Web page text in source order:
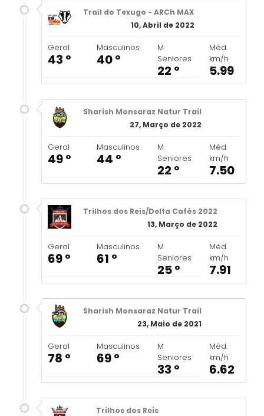
Trail do Texugo - ARCh MAX
10, Abril de 2022
Geral
43 º
Masculinos
40 º
M
Seniores
22 º
Méd.
km/h
5.99
Sharish Monsaraz Natur Trail
27, Março de 2022
Geral
49 º
Masculinos
44 º
M
Seniores
22 º
Méd.
km/h
7.50
Trilhos dos Reis/Delta Cafés 2022
13, Março de 2022
Geral
69 º
Masculinos
61 º
M
Seniores
25 º
Méd.
km/h
7.91
Sharish Monsaraz Natur Trail
23, Maio de 2021
Geral
78 º
Masculinos
69 º
M
Seniores
33 º
Méd.
km/h
6.62
Trilhos dos Reis